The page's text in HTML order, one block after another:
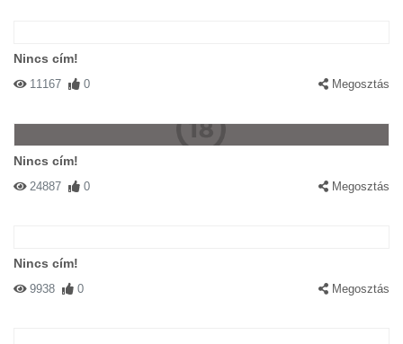
Nincs cím!
11167 0 Megosztás
Nincs cím!
24887 0 Megosztás
Nincs cím!
9938 0 Megosztás